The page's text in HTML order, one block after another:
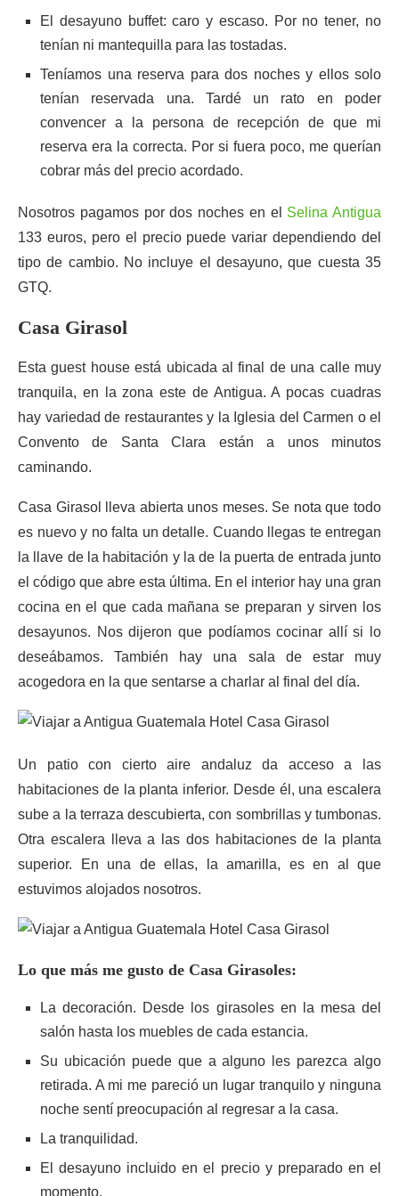
El desayuno buffet: caro y escaso. Por no tener, no
tenían ni mantequilla para las tostadas.
Teníamos una reserva para dos noches y ellos solo
tenían reservada una. Tardé un rato en poder
convencer a la persona de recepción de que mi
reserva era la correcta. Por si fuera poco, me querían
cobrar más del precio acordado.
Nosotros pagamos por dos noches en el Selina Antigua
133 euros, pero el precio puede variar dependiendo del
tipo de cambio. No incluye el desayuno, que cuesta 35
GTQ.
Casa Girasol
Esta guest house está ubicada al final de una calle muy
tranquila, en la zona este de Antigua. A pocas cuadras
hay variedad de restaurantes y la Iglesia del Carmen o el
Convento de Santa Clara están a unos minutos
caminando.
Casa Girasol lleva abierta unos meses. Se nota que todo
es nuevo y no falta un detalle. Cuando llegas te entregan
la llave de la habitación y la de la puerta de entrada junto
el código que abre esta última. En el interior hay una gran
cocina en el que cada mañana se preparan y sirven los
desayunos. Nos dijeron que podíamos cocinar allí si lo
deseábamos. También hay una sala de estar muy
acogedora en la que sentarse a charlar al final del día.
Un patio con cierto aire andaluz da acceso a las
habitaciones de la planta inferior. Desde él, una escalera
sube a la terraza descubierta, con sombrillas y tumbonas.
Otra escalera lleva a las dos habitaciones de la planta
superior. En una de ellas, la amarilla, es en al que
estuvimos alojados nosotros.
Lo que más me gusto de Casa Girasoles:
La decoración. Desde los girasoles en la mesa del
salón hasta los muebles de cada estancia.
Su ubicación puede que a alguno les parezca algo
retirada. A mi me pareció un lugar tranquilo y ninguna
noche sentí preocupación al regresar a la casa.
La tranquilidad.
El desayuno incluido en el precio y preparado en el
momento.